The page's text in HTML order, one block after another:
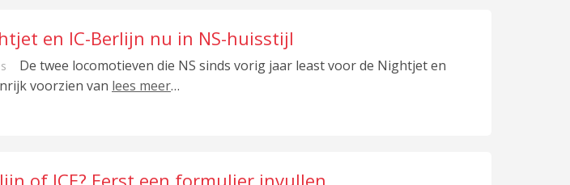
en IC-Berlijn nu in NS-huisstijl
De twee locomotieven die NS sinds vorig jaar least voor de Nightjet en
voorzien van lees meer…
of ICE? Eerst een formulier invullen